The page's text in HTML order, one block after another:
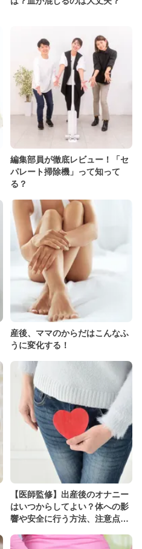
編集部員が徹底レビュー！「セ
パレート掃除機」って知って
る？
産後、ママのからだはこんなふ
うに変化する！
【医師監修】出産後のオナニー
はいつからしてよい？体への影
響や安全に行う方法、注意点も